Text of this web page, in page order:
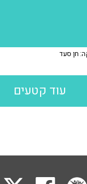
חן סעד
עוד קטעים